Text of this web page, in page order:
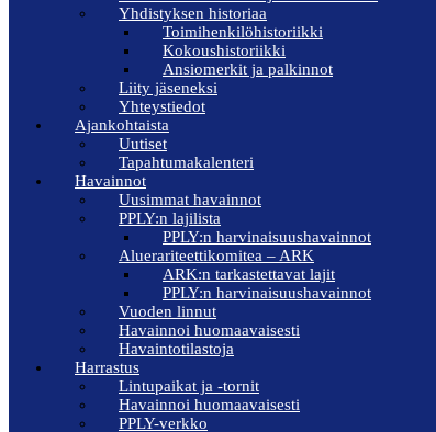
Yhdistyksen historiaa
Toimihenkilöhistoriikki
Kokoushistoriikki
Ansiomerkit ja palkinnot
Liity jäseneksi
Yhteystiedot
Ajankohtaista
Uutiset
Tapahtumakalenteri
Havainnot
Uusimmat havainnot
PPLY:n lajilista
PPLY:n harvinaisuushavainnot
Aluerariteettikomitea – ARK
ARK:n tarkastettavat lajit
PPLY:n harvinaisuushavainnot
Vuoden linnut
Havainnoi huomaavaisesti
Havaintotilastoja
Harrastus
Lintupaikat ja -tornit
Havainnoi huomaavaisesti
PPLY-verkko